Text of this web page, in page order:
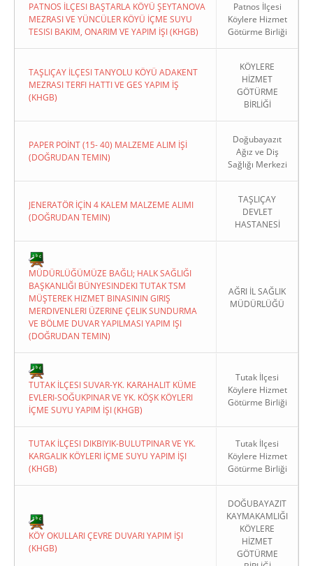
PATNOS İLÇESI BAŞTARLA KÖYÜ ŞEYTANOVA
MEZRASI VE YÜNCÜLER KÖYÜ İÇME SUYU
TESISI BAKIM, ONARIM VE YAPIM İŞI (KHGB)
Patnos İlçesi
Köylere Hizmet
Götürme Birliği
TAŞLIÇAY İLÇESI TANYOLU KÖYÜ ADAKENT
MEZRASI TERFI HATTI VE GES YAPIM İŞ
(KHGB)
KÖYLERE
HİZMET
GÖTÜRME
BİRLİĞİ
PAPER POİNT (15- 40) MALZEME ALIM İŞİ
(DOĞRUDAN TEMIN)
Doğubayazıt
Ağız ve Diş
Sağlığı Merkezi
JENERATÖR İÇİN 4 KALEM MALZEME ALIMI
(DOĞRUDAN TEMIN)
TAŞLIÇAY
DEVLET
HASTANESİ
MÜDÜRLÜĞÜMÜZE BAĞLI; HALK SAĞLIĞI
BAŞKANLIĞI BÜNYESINDEKI TUTAK TSM
MÜŞTEREK HIZMET BINASININ GIRIŞ
MERDIVENLERI ÜZERINE ÇELIK SUNDURMA
VE BÖLME DUVAR YAPILMASI YAPIM IŞI
(DOĞRUDAN TEMIN)
AĞRI İL SAĞLIK
MÜDÜRLÜĞÜ
TUTAK İLÇESI SUVAR-YK. KARAHALIT KÜME
EVLERI-SOĞUKPINAR VE YK. KÖŞK KÖYLERI
İÇME SUYU YAPIM İŞI (KHGB)
Tutak İlçesi
Köylere Hizmet
Götürme Birliği
TUTAK İLÇESI DIKBIYIK-BULUTPINAR VE YK.
KARGALIK KÖYLERI İÇME SUYU YAPIM İŞI
(KHGB)
Tutak İlçesi
Köylere Hizmet
Götürme Birliği
KÖY OKULLARI ÇEVRE DUVARI YAPIM İŞI
(KHGB)
DOĞUBAYAZIT
KAYMAKAMLIĞI
KÖYLERE
HİZMET
GÖTÜRME